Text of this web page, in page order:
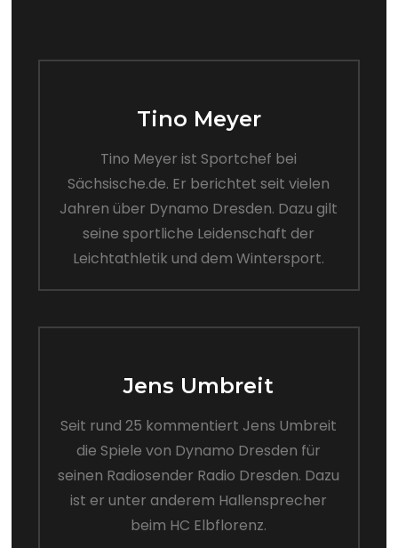
Tino Meyer
Tino Meyer ist Sportchef bei
Sächsische.de. Er berichtet seit vielen
Jahren über Dynamo Dresden. Dazu gilt
seine sportliche Leidenschaft der
Leichtathletik und dem Wintersport.
Jens Umbreit
Seit rund 25 kommentiert Jens Umbreit
die Spiele von Dynamo Dresden für
seinen Radiosender Radio Dresden. Dazu
ist er unter anderem Hallensprecher
beim HC Elbflorenz.